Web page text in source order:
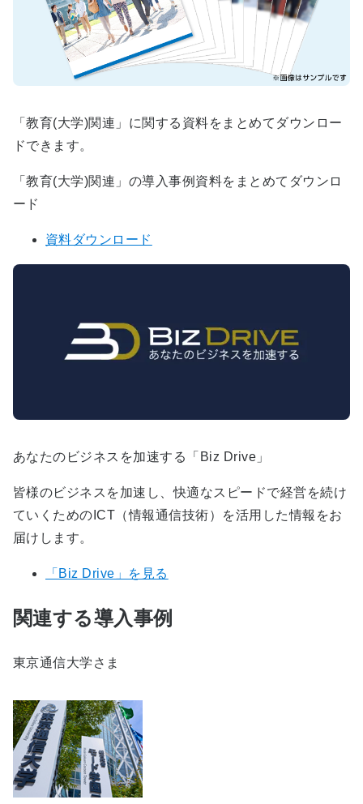
「教育(大学)関連」に関する資料をまとめてダウンロー
ドできます。
「教育(大学)関連」の導入事例資料をまとめてダウンロ
ード
資料ダウンロード
あなたのビジネスを加速する「Biz Drive」
皆様のビジネスを加速し、快適なスピードで経営を続け
ていくためのICT（情報通信技術）を活用した情報をお
届けします。
「Biz Drive」を見る
関連する導入事例
東京通信大学さま